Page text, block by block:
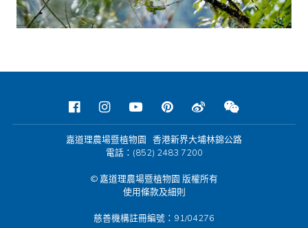
嘉道理農場暨植物園 香港新界大埔林錦公路
電話：(852) 2483 7200
© 嘉道理農場暨植物園 版權所有
使用條款及細則
慈善機構註冊編號：91/04276